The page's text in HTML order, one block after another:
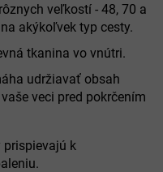
veľkostí - 48, 70 a
akýkoľvek typ cesty.
tkanina vo vnútri.
udržiavať obsah
veci pred pokrčením
prispievajú k